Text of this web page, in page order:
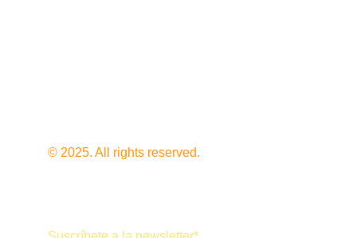
© 2025. All rights reserved.